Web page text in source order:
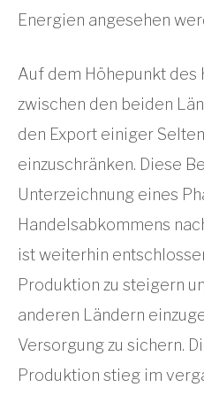
Energien angesehen
Auf dem Höhepunkt des
zwischen den beiden
den Export einiger
einzuschränken. Diese
Unterzeichnung eines
Handelsabkommens
ist weiterhin
Produktion zu steigern
anderen Ländern
Versorgung zu sichern.
Produktion stieg im